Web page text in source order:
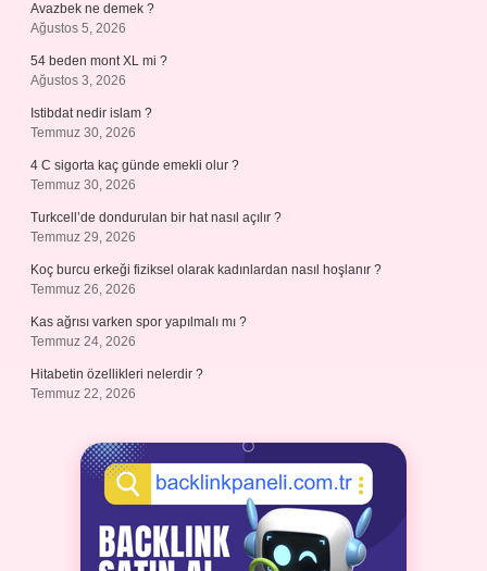
Avazbek ne demek ?
Ağustos 5, 2026
54 beden mont XL mi ?
Ağustos 3, 2026
Istibdat nedir islam ?
Temmuz 30, 2026
4 C sigorta kaç günde emekli olur ?
Temmuz 30, 2026
Turkcell’de dondurulan bir hat nasıl açılır ?
Temmuz 29, 2026
Koç burcu erkeği fiziksel olarak kadınlardan nasıl hoşlanır ?
Temmuz 26, 2026
Kas ağrısı varken spor yapılmalı mı ?
Temmuz 24, 2026
Hitabetin özellikleri nelerdir ?
Temmuz 22, 2026